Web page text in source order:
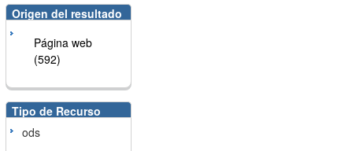
Origen del resultado
Página web
(592)
Tipo de Recurso
ods